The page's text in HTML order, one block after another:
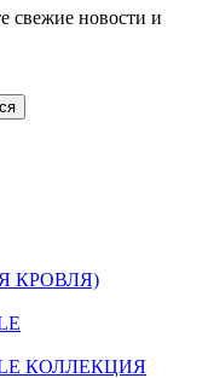
свежие новости и
КРОВЛЯ)
КОЛЛЕКЦИЯ